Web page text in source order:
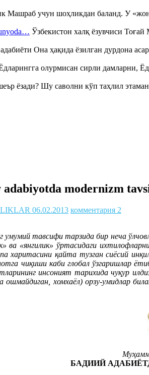
Машраб учун шоҳликдан баланд. У
Ўзбекистон халқ ёзувчиси
Она ҳақида ёзилган дурдона
олурмисан сирли дамларни,
ёзади? Шу саволни кўп таҳлил
modernizm
06.02.2013 комментария 2
тавсифи тарзида бир неча
ва «янгилик» ўртасидаги
харитасини қайта тузган сиёсий
чиқиши каби глобал ўзгаришлар
инсоният тарихида чуқур
ошмайдиган, хомхаёл) орзу-умидлар
БАДИИЙ